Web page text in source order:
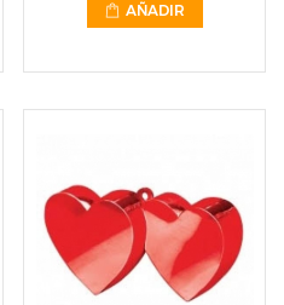
AÑADIR